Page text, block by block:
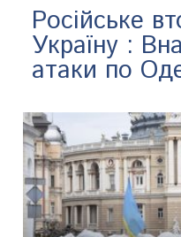
Російське
Україну :
атаки по